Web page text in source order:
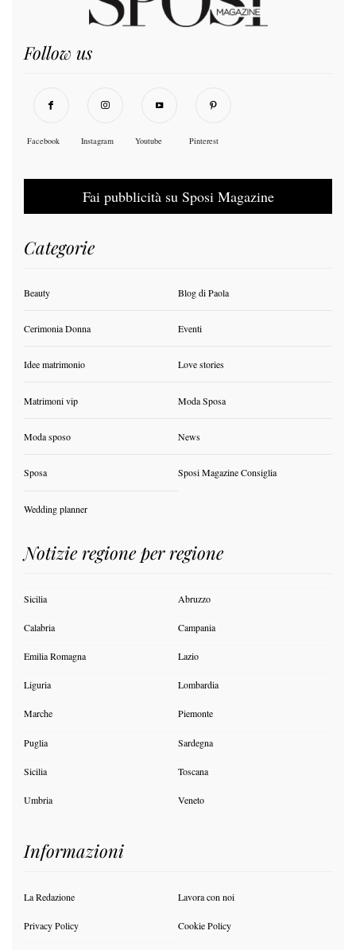
Follow us
Facebook Instagram Youtube Pinterest
Fai pubblicità su Sposi Magazine
Categorie
Beauty Blog di Paola
Cerimonia Donna Eventi
Idee matrimonio Love stories
Matrimoni vip Moda Sposa
Moda sposo News
Sposa Sposi Magazine Consiglia
Wedding planner
Notizie regione per regione
Sicilia Abruzzo
Calabria Campania
Emilia Romagna Lazio
Liguria Lombardia
Marche Piemonte
Puglia Sardegna
Sicilia Toscana
Umbria Veneto
Informazioni
La Redazione Lavora con noi
Privacy Policy Cookie Policy